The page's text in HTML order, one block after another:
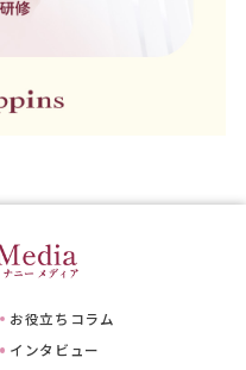
お役立ちコラム
インタビュー